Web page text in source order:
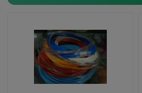
Boinks-Unruhe-Spielwaren